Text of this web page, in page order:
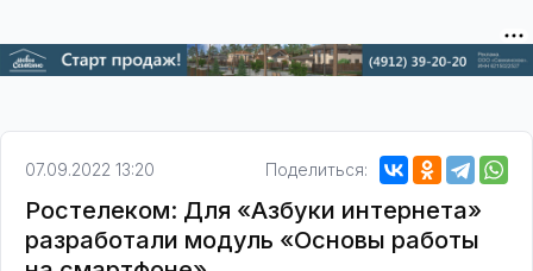
07.09.2022 13:20 Поделиться:
Ростелеком: Для «Азбуки интернета»
разработали модуль «Основы работы